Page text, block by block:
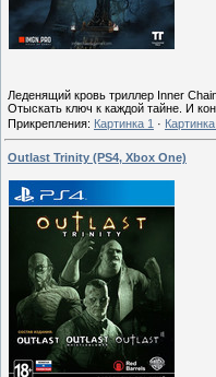
Леденящий кровь триллер Inner
Отыскать ключ к каждой тайне. И
Прикрепления: Картинка 1 ·
Outlast Trinity (PS4, Xbox One)